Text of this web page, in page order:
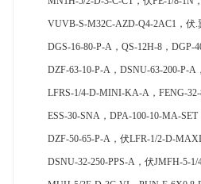
VUVB-S-M32C-AZD-Q4-2AC1，伏.
DGS-16-80-P-A，QS-12H-8，DGP-
DZF-63-10-P-A，DSNU-63-200-P-A
LFRS-1/4-D-MINI-KA-A，FENG-32-
ESS-30-SNA，DPA-100-10-MA-
DZF-50-65-P-A，伏LFR-1/2-D-
DSNU-32-250-PPS-A，伏JMFH-5-